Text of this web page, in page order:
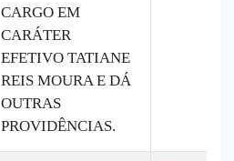
CARGO EM
CARÁTER
EFETIVO TATIANE
REIS MOURA E DÁ
OUTRAS
PROVIDÊNCIAS.